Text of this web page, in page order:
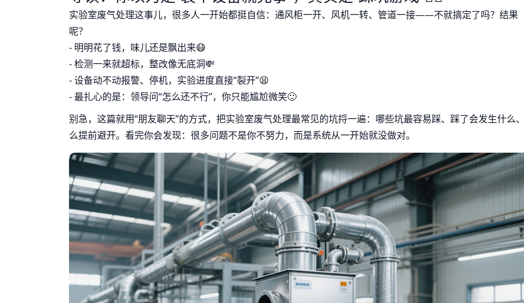
实验室废气处理这事儿，很多人一开始都挺自信：通风柜一开、风机一转、管道一接——不就搞定了吗？结果
呢？
- 明明花了钱，味儿还是飘出来😷
- 检测一来就超标，整改像无底洞💸
- 设备动不动报警、停机，实验进度直接“裂开”😫
- 最扎心的是：领导问“怎么还不行”，你只能尴尬微笑🙂
别急，这篇就用“朋友聊天”的方式，把实验室废气处理最常见的坑捋一遍：哪些坑最容易踩、踩了会发生什么
么提前避开。看完你会发现：很多问题不是你不努力，而是系统从一开始就没做对。